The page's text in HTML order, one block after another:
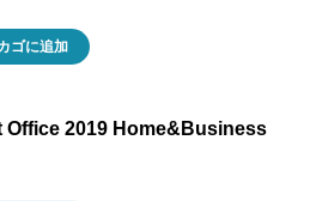
ゴに追加
Office 2019 Home&Business